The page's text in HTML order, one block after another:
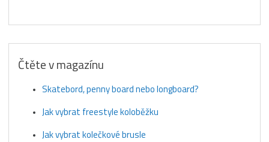
Čtěte v magazínu
Skatebord, penny board nebo longboard?
Jak vybrat freestyle koloběžku
Jak vybrat kolečkové brusle